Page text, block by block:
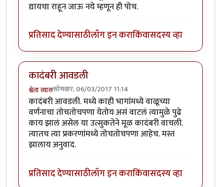
द्यायचा राहून जाऊ नये म्हणून ही पोच.
प्रतिसाद देण्यासाठीलॉग इन कराकिंवासदस्य व्हा
कादंबरी आवडली
श्वेता व्याससोमवार, 06/03/2017 11:14
कादंबरी आवडली. मध्ये काही भागांमध्ये वाळूच्या
वर्णनाचा तोचतोचपणा येतोय असं वाटलं त्यामुळे पुढे
काय झालं असेल या उत्सुकतेने मूळ कादंबरी वाचली.
त्यातच त्या प्रकरणांमध्ये तोचतोचपणा आहेच. मस्त
झालाय अनुवाद.
प्रतिसाद देण्यासाठीलॉग इन कराकिंवासदस्य व्हा